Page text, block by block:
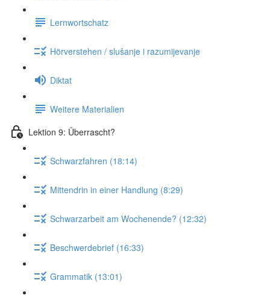
Lernwortschatz
Hörverstehen / slušanje i razumijevanje
Diktat
Weitere Materialien
Lektion 9: Überrascht?
Schwarzfahren (18:14)
Mittendrin in einer Handlung (8:29)
Schwarzarbeit am Wochenende? (12:32)
Beschwerdebrief (16:33)
Grammatik (13:01)